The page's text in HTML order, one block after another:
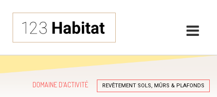
DOMAINE D'ACTIVITÉ REVÊTEMENT SOLS, MÛRS & PLAFONDS